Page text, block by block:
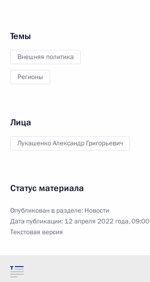
Темы
Внешняя политика
Регионы
Лица
Лукашенко Александр Григорьевич
Статус материала
Опубликован в разделе: Новости
Дата публикации: 12 апреля 2022 года, 09:00
Текстовая версия